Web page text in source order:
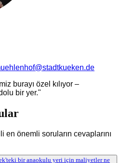
burayı özel kılıyor –
bir yer."
önemli soruların cevaplarını
bir anaokulu yeri için maliyetler ne